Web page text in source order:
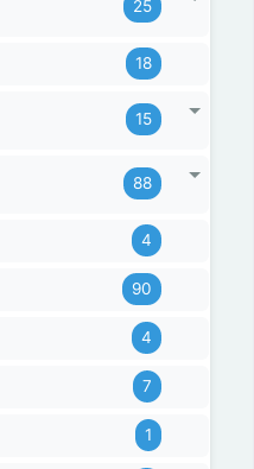
25
18
15
88
4
90
4
7
1